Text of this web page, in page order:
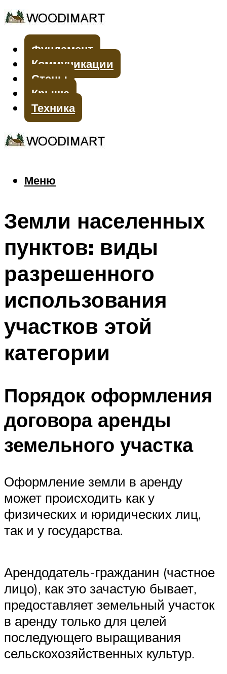
Фундамент
Коммуникации
Стены
Крыша
Техника
Меню
Меню
Земли населенных
пунктов: виды
разрешенного
использования
участков этой
категории
Порядок оформления
договора аренды
земельного участка
Оформление земли в аренду
может происходить как у
физических и юридических лиц,
так и у государства.
Арендодатель-гражданин (частное
лицо), как это зачастую бывает,
предоставляет земельный участок
в аренду только для целей
последующего выращивания
сельскохозяйственных культур.